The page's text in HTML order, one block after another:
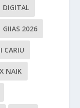
DIGITAL
GIIAS 2026
CARIU
NAIK